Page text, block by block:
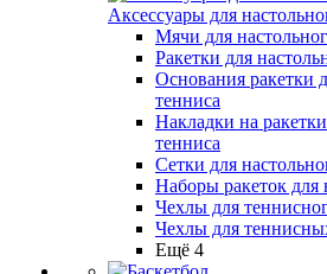
Аксессуары для
Мячи для
Ракетки для
Основания ракетки
тенниса
Накладки на
тенниса
Сетки для
Наборы ракеток для
Чехлы для
Чехлы для
Ещё 4